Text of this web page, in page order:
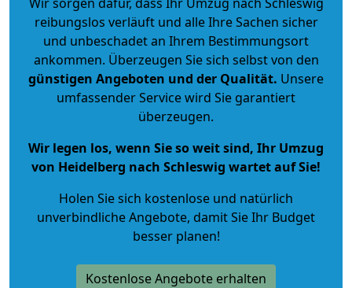
reibungslos verläuft und alle Ihre Sachen sicher
und unbeschadet an Ihrem Bestimmungsort
ankommen. Überzeugen Sie sich selbst von den
günstigen Angeboten und der Qualität. Unsere
umfassender Service wird Sie garantiert
überzeugen.
Wir legen los, wenn Sie so weit sind, Ihr Umzug
von Heidelberg nach Schleswig wartet auf Sie!
Holen Sie sich kostenlose und natürlich
unverbindliche Angebote, damit Sie Ihr Budget
besser planen!
Kostenlose Angebote erhalten